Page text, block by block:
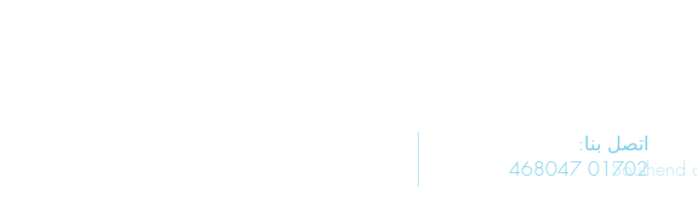
اتصل بنا:
01702 468047